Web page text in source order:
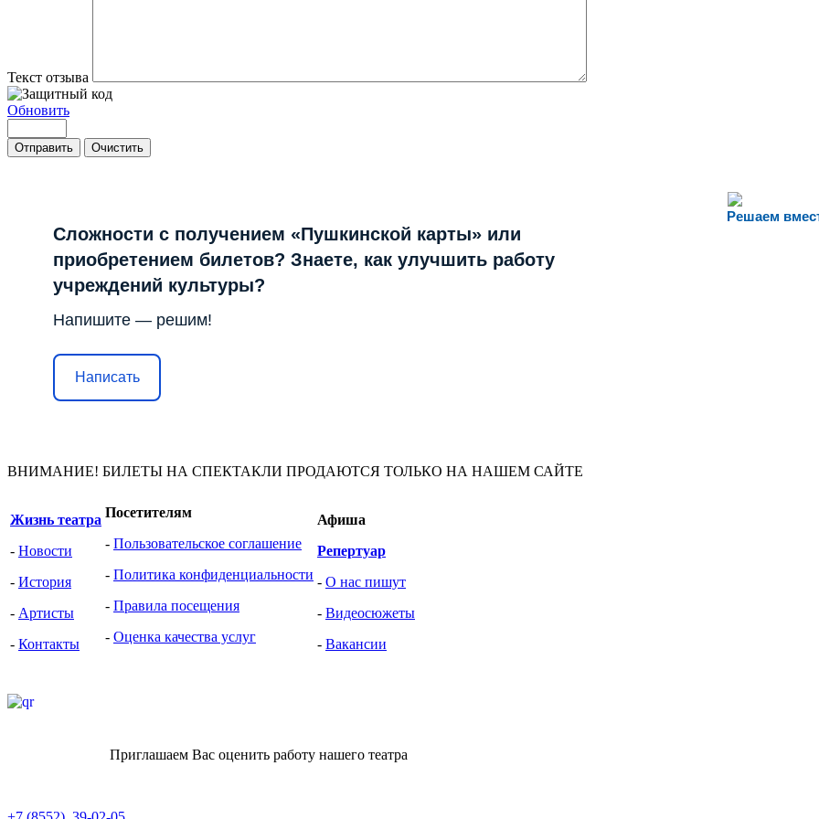
Текст отзыва
Обновить
Отправить Очистить
Решаем
Сложности с получением «Пушкинской карты» или
приобретением билетов? Знаете, как улучшить работу
учреждений культуры?
Напишите — решим!
Написать
ВНИМАНИЕ! БИЛЕТЫ НА СПЕКТАКЛИ ПРОДАЮТСЯ ТОЛЬКО НА НАШЕМ САЙТЕ
Жизнь театра
- Новости
- История
- Артисты
- Контакты
Посетителям
- Пользовательское соглашение
- Политика конфиденциальности
- Правила посещения
- Оценка качества услуг
Афиша
Репертуар
- О нас пишут
- Видеоcюжеты
- Вакансии
Приглашаем Вас оценить работу нашего театра